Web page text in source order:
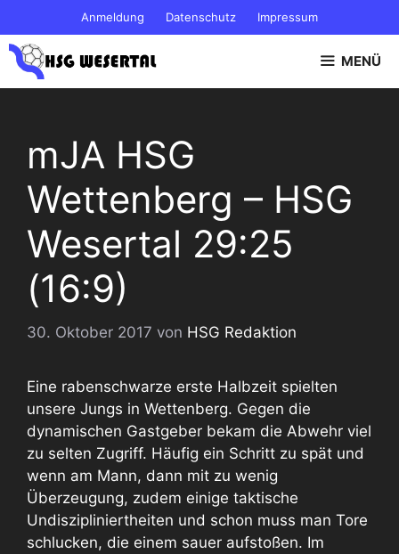
Inhalt
springen
Anmeldung Datenschutz Impressum
MENÜ
mJA HSG
Wettenberg – HSG
Wesertal 29:25
(16:9)
30. Oktober 2017 von HSG Redaktion
Eine rabenschwarze erste Halbzeit spielten
unsere Jungs in Wettenberg. Gegen die
dynamischen Gastgeber bekam die Abwehr viel
zu selten Zugriff. Häufig ein Schritt zu spät und
wenn am Mann, dann mit zu wenig
Überzeugung, zudem einige taktische
Undiszipliniertheiten und schon muss man Tore
schlucken, die einem sauer aufstoßen. Im